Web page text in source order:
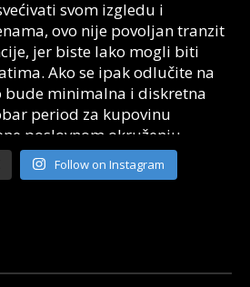
Follow on Instagram